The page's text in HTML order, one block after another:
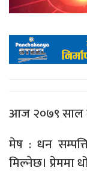
आज २०७९ साल
मेष : धन
मिल्नेछ। प्रेममा